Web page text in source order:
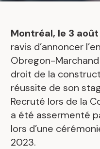
Montréal, le 3
ravis d’annoncer
Obregon-
droit de la
réussite de son
Recruté lors de la
a été assermenté
lors d’une
2023.